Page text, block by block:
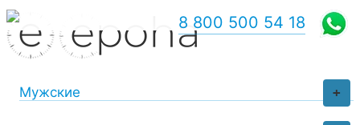
+
Мужские
8 800 500 54 18